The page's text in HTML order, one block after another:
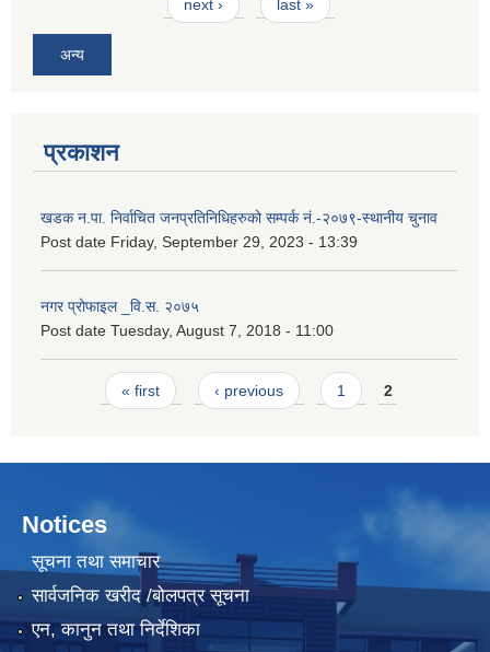
next › last »
अन्य
प्रकाशन
खडक न.पा. निर्वाचित जनप्रतिनिधिहरुको सम्पर्क नं.-२०७९-स्थानीय चुनाव
Post date Friday, September 29, 2023 - 13:39
नगर प्रोफाइल _वि.स. २०७५
Post date Tuesday, August 7, 2018 - 11:00
Pages« first ‹ previous 1 2
Notices
सूचना तथा समाचार
सार्वजनिक खरीद /बोलपत्र सूचना
एन, कानुन तथा निर्देशिका